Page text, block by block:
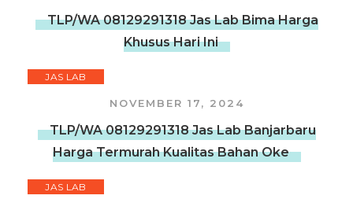
TLP/WA 08129291318 Jas Lab Bima Harga
Khusus Hari Ini
JAS LAB
NOVEMBER 17, 2024
TLP/WA 08129291318 Jas Lab Banjarbaru
Harga Termurah Kualitas Bahan Oke
JAS LAB